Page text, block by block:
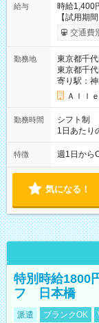
給与
時給1,400
【試用期
給与は本
交通費
勤務地
東京都千
東京都千
寄り駅：神
Ａｌｌ
勤務時間
シフト制
1日あたり
実働時間
能！ └平日
特徴 週1日から
気になる！
特別時給1800
フ 日本橋
派遣 ブランクOK